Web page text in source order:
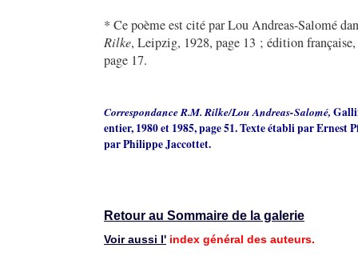
* Ce poème est cité par Lou Andreas-Salomé
Rilke, Leipzig, 1928, page 13 ; édition
page 17.
Correspondance R.M. Rilke/Lou Andreas-Salomé,
entier, 1980 et 1985, page 51. Texte établi par Ernest
par Philippe Jaccottet.
Retour au Sommaire de la galerie
Voir aussi l' index général des auteurs.